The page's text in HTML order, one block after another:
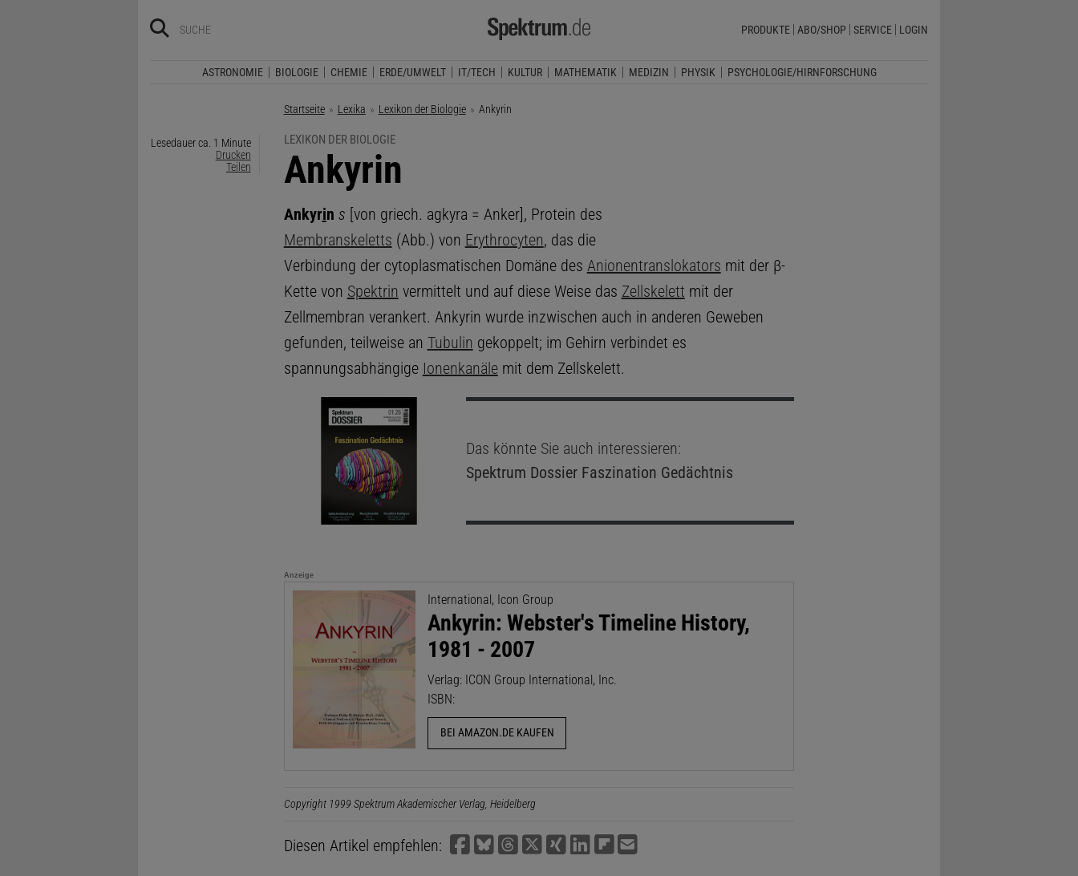
PRODUKTE ABO/SHOP SERVICE LOGIN
ASTRONOMIE BIOLOGIE CHEMIE ERDE/UMWELT IT/TECH KULTUR MATHEMATIK MEDIZIN PHYSIK PSYCHOLOGIE/HIRNFORSCHUNG
Startseite Lexika Lexikon der Biologie Aktuelle Seite:
Ankyrin
Lesedauer ca. 1 Minute
Drucken
Teilen
LEXIKON DER BIOLOGIE
:
Ankyrin
Ankyrin s [von griech. agkyra = Anker], Protein des
Membranskeletts (Abb.) von Erythrocyten, das die
Verbindung der cytoplasmatischen Domäne des Anionentranslokators mit der β-
Kette von Spektrin vermittelt und auf diese Weise das Zellskelett mit der
Zellmembran verankert. Ankyrin wurde inzwischen auch in anderen Geweben
gefunden, teilweise an Tubulin gekoppelt; im Gehirn verbindet es
spannungsabhängige Ionenkanälemit dem Zellskelett.
Das könnte Sie auch interessieren:
Spektrum DossierFaszination Gedächtnis
Anzeige
International, Icon Group
Ankyrin: Webster's Timeline History,
1981 - 2007
Verlag: ICON Group International, Inc.
ISBN:
BEI AMAZON.DE KAUFEN
Copyright 1999 Spektrum Akademischer Verlag, Heidelberg
Diesen Artikel empfehlen: